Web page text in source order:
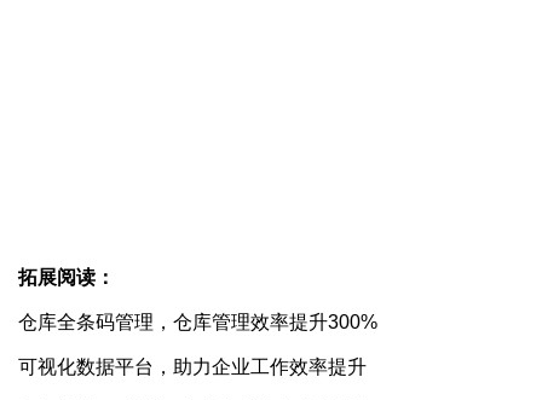
拓展阅读：
仓库全条码管理，仓库管理效率提升300%
可视化数据平台，助力企业工作效率提升